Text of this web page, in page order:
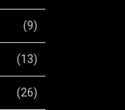
(9)
(13)
(26)